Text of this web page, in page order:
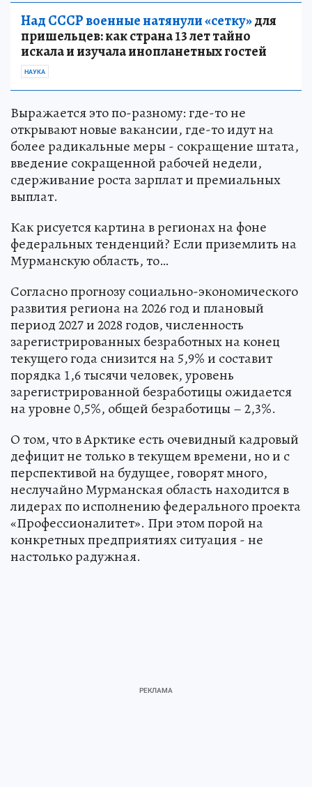
Над СССР военные натянули «сетку»для
пришельцев: как страна 13 лет тайно
искала и изучала инопланетных гостей
НАУКА
Выражается это по-разному: где-то не
открывают новые вакансии, где-то идут на
более радикальные меры - сокращение штата,
введение сокращенной рабочей недели,
сдерживание роста зарплат и премиальных
выплат.
Как рисуется картина в регионах на фоне
федеральных тенденций? Если приземлить на
Мурманскую область, то…
Согласно прогнозу социально-экономического
развития региона на 2026 год и плановый
период 2027 и 2028 годов, численность
зарегистрированных безработных на конец
текущего года снизится на 5,9% и составит
порядка 1,6 тысячи человек, уровень
зарегистрированной безработицы ожидается
на уровне 0,5%, общей безработицы – 2,3%.
О том, что в Арктике есть очевидный кадровый
дефицит не только в текущем времени, но и с
перспективой на будущее, говорят много,
неслучайно Мурманская область находится в
лидерах по исполнению федерального проекта
«Профессионалитет». При этом порой на
конкретных предприятиях ситуация - не
настолько радужная.